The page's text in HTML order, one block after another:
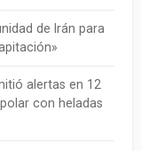
de Irán para
alertas en 12
con heladas